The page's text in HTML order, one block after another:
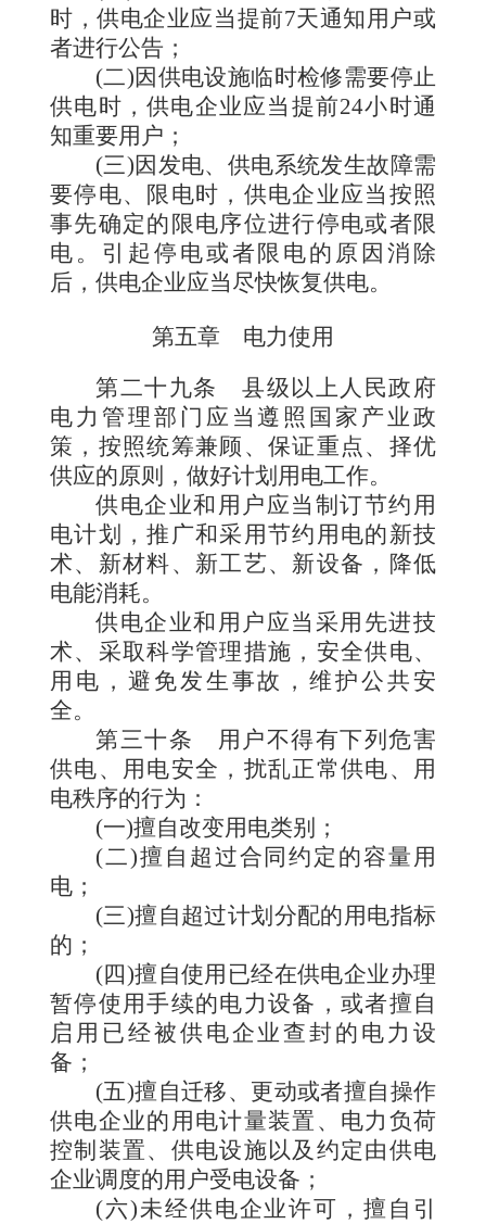
时，供电企业应当提前7天通知用户或
者进行公告；
(二)因供电设施临时检修需要停止
供电时，供电企业应当提前24小时通
知重要用户；
(三)因发电、供电系统发生故障需
要停电、限电时，供电企业应当按照
事先确定的限电序位进行停电或者限
电。引起停电或者限电的原因消除
后，供电企业应当尽快恢复供电。
第五章 电力使用
第二十九条县级以上人民政府
电力管理部门应当遵照国家产业政
策，按照统筹兼顾、保证重点、择优
供应的原则，做好计划用电工作。
供电企业和用户应当制订节约用
电计划，推广和采用节约用电的新技
术、新材料、新工艺、新设备，降低
电能消耗。
供电企业和用户应当采用先进技
术、采取科学管理措施，安全供电、
用电，避免发生事故，维护公共安
全。
第三十条 用户不得有下列危害
供电、用电安全，扰乱正常供电、用
电秩序的行为：
(一)擅自改变用电类别；
(二)擅自超过合同约定的容量用
电；
(三)擅自超过计划分配的用电指标
的；
(四)擅自使用已经在供电企业办理
暂停使用手续的电力设备，或者擅自
启用已经被供电企业查封的电力设
备；
(五)擅自迁移、更动或者擅自操作
供电企业的用电计量装置、电力负荷
控制装置、供电设施以及约定由供电
企业调度的用户受电设备；
(六)未经供电企业许可，擅自引